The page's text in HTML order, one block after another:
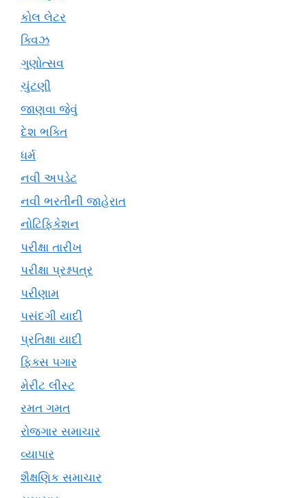
કોલ લેટર
ક્વિઝ
ગુણોત્સવ
ચુંટણી
જાણવા જેવું
દેશ ભક્તિ
ધર્મ
નવી અપડેટ
નવી ભરતીની જાહેરાત
નોટિફિકેશન
પરીક્ષા તારીખ
પરીક્ષા પ્રશ્નપત્ર
પરીણામ
પસંદગી યાદી
પ્રતિક્ષા યાદી
ફિક્સ પગાર
મેરીટ લીસ્ટ
રમત ગમત
રોજગાર સમાચાર
વ્યાપાર
શૈક્ષણિક સમાચાર